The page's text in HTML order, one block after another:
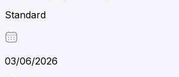
Standard
03/06/2026